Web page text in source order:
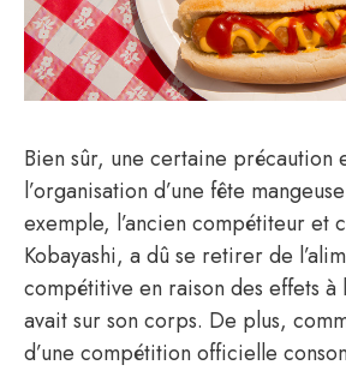
Bien sûr, une certaine précaution
l’organisation d’une fête
exemple, l’ancien compétiteur et
Kobayashi, a dû se retirer de
compétitive en raison des effets à
avait sur son corps. De plus,
d’une compétition officielle